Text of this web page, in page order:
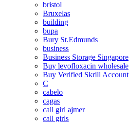
bristol
Bruxelas
building
bupa
Bury St.Edmunds
business
Business Storage Singapore
Buy levofloxacin wholesale
Buy Verified Skrill Account
C
cabelo
cagas
call girl ajmer
call girls